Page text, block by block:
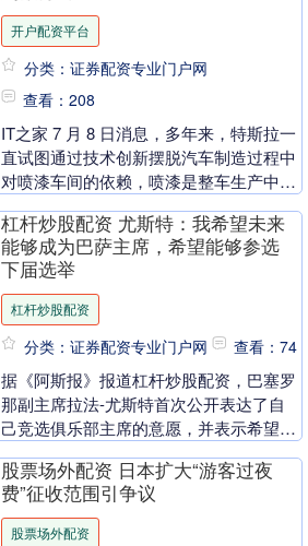
开户配资平台
分类：证券配资专业门户网
查看：208
IT之家 7 月 8 日消息，多年来，特斯拉一
直试图通过技术创新摆脱汽车制造过程中
对喷漆车间的依赖，喷漆是整车生产中成
重的环....
杠杆炒股配资 尤斯特：我希望未来
能够成为巴萨主席，希望能够参选
下届选举
杠杆炒股配资
分类：证券配资专业门户网 查看：74
据《阿斯报》报道杠杆炒股配资，巴塞罗
那副主席拉法-尤斯特首次公开表达了自
己竞选俱乐部主席的意愿，并表示希望在
塔。 由于拉波....
股票场外配资 日本扩大“游客过夜
费”征收范围引争议
股票场外配资